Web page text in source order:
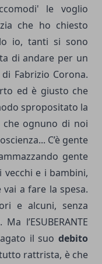
le voglio
che ho chiesto
io, tanti si sono
di andare per un
Fabrizio Corona.
ed è giusto che
spropositato la
ognuno di noi
C’è gente
gente
e i bambini,
a fare la spesa.
e alcuni, senza
l’ESUBERANTE
il suo debito
rattrista, è che